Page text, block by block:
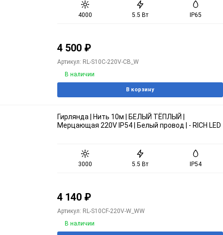
4000 5.5 Вт IP65
4 500 ₽
Артикул: RL-S10C-220V-CB_W
В наличии
В корзину
Гирлянда | Нить 10м | БЕЛЫЙ ТЁПЛЫЙ |
Мерцающая 220V IP54 | Белый провод | - RICH LED
3000 5.5 Вт IP54
4 140 ₽
Артикул: RL-S10CF-220V-W_WW
В наличии